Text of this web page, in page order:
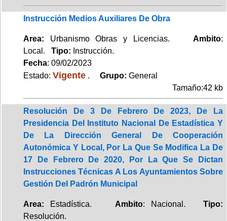
Instrucción Medios Auxiliares De Obra
Area: Urbanismo Obras y Licencias. Ambito:
Local. Tipo: Instrucción.
Fecha: 09/02/2023
Estado: Vigente . Grupo: General
Tamaño:42 kb
Resolución De 3 De Febrero De 2023, De La
Presidencia Del Instituto Nacional De Estadística Y
De La Dirección General De Cooperación
Autonómica Y Local, Por La Que Se Modifica La De
17 De Febrero De 2020, Por La Que Se Dictan
Instrucciones Técnicas A Los Ayuntamientos Sobre
Gestión Del Padrón Municipal
Area: Estadística. Ambito: Nacional.Tipo:
Resolución.